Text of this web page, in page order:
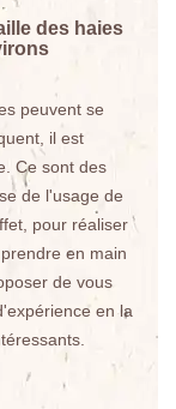
des haies
peuvent se
il est
Ce sont des
de l'usage de
pour réaliser
en main
de vous
en la